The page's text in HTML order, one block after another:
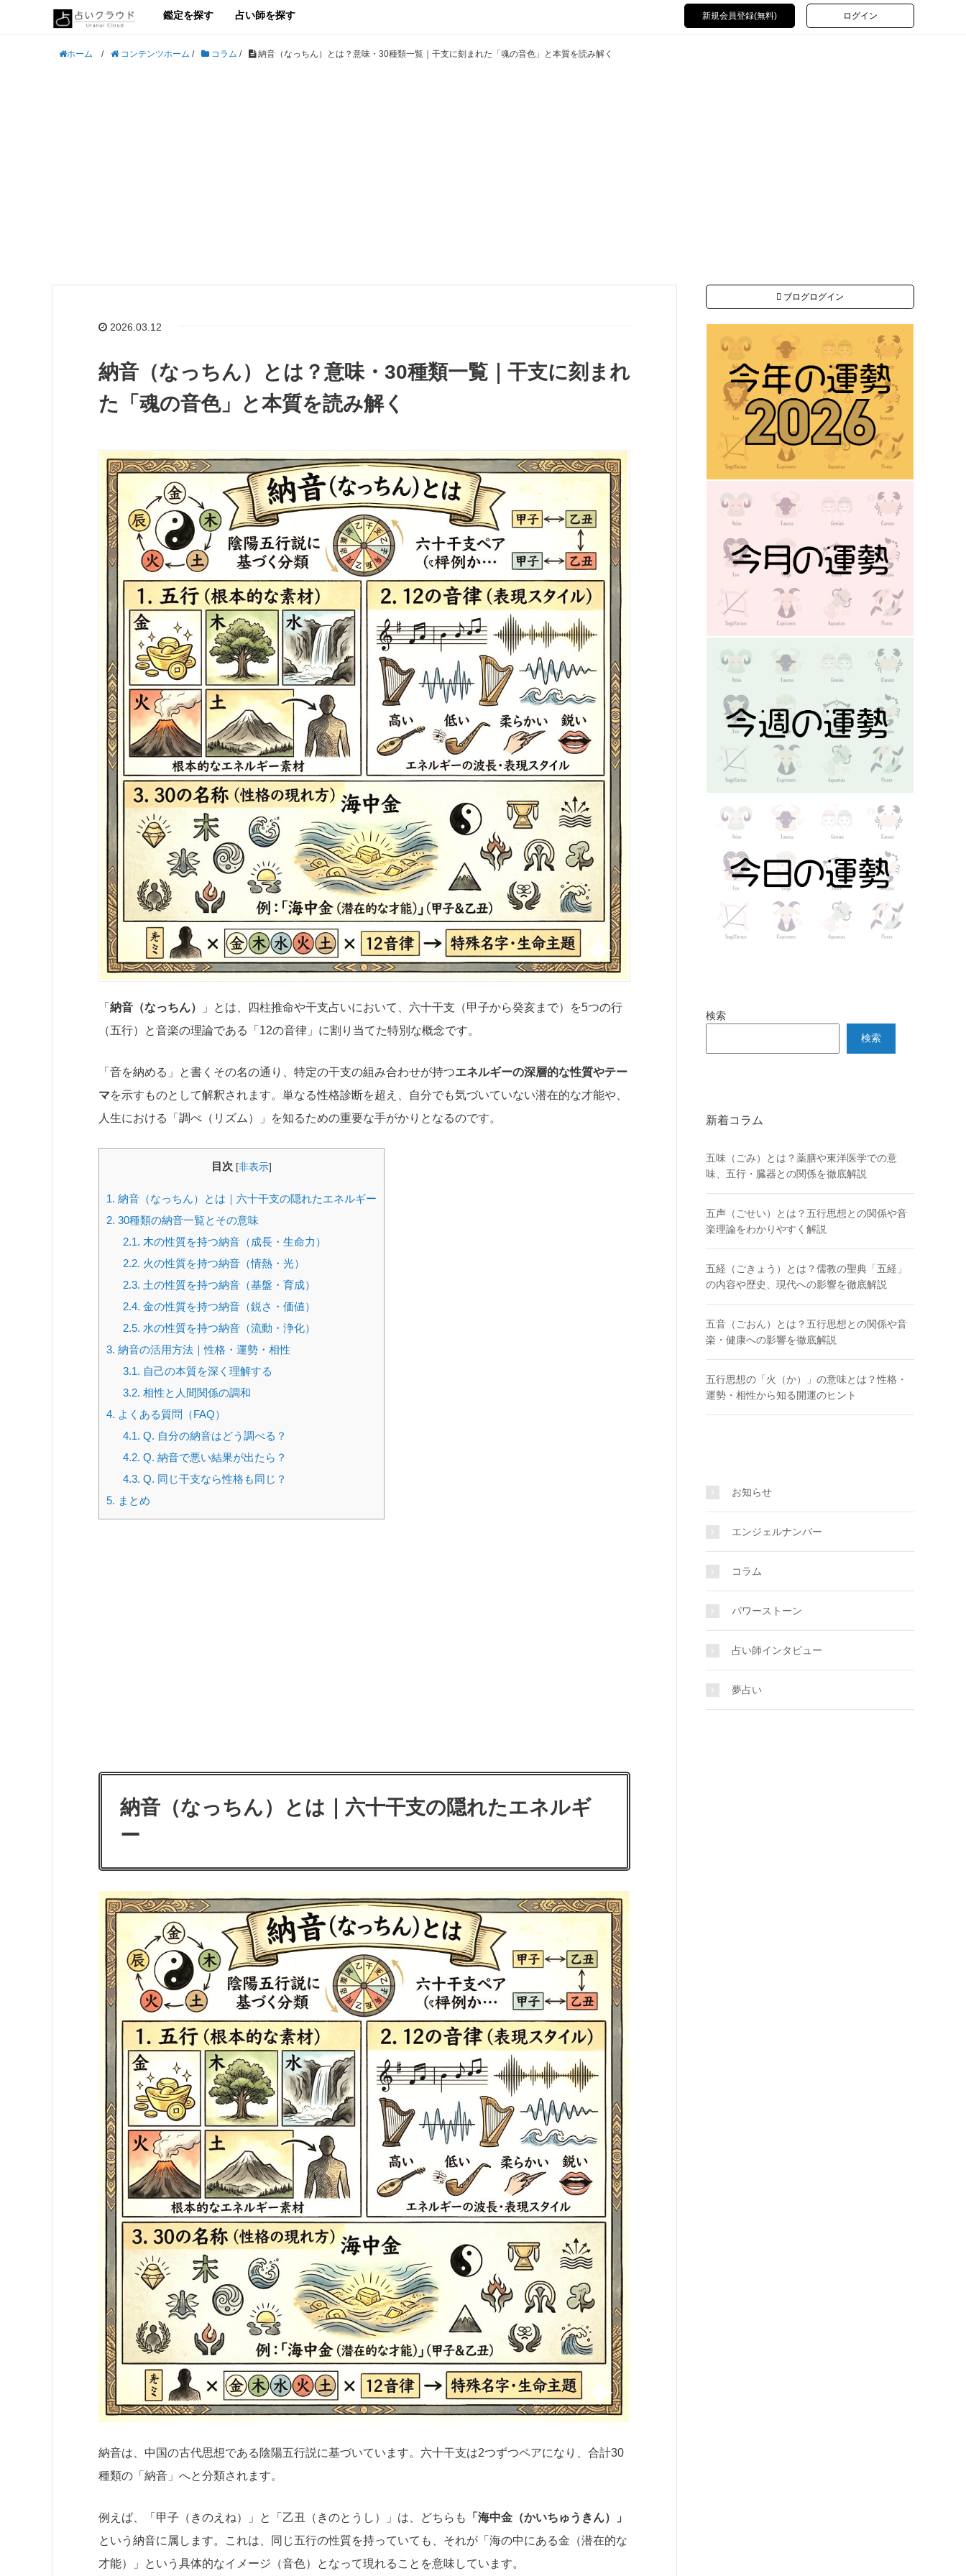
鑑定を探す 占い師を探す 新規会員登録(無料) ログイン
ホーム / コンテンツホーム / コラム / 納音（なっちん）とは？意味・30種類一覧｜干支に刻まれた「魂の音色」と本質を読み解く
2026.03.12
納音（なっちん）とは？意味・30種類一覧｜干支に刻まれ
た「魂の音色」と本質を読み解く
「 納音（なっちん）
」とは、四柱推命や干支占いにおいて、六十干支（甲子から癸亥まで）を5つの行
（五行）と音楽の理論である「12の音律」に割り当てた特別な概念です。
「音を納める」と書くその名の通り、特定の干支の組み合わせが持つエネルギーの深層的な性質やテー
マを示すものとして解釈されます。単なる性格診断を超え、自分でも気づいていない潜在的な才能や、
人生における「調べ（リズム）」を知るための重要な手がかりとなるのです。
目次 [非表示]
1. 納音（なっちん）とは｜六十干支の隠れたエネルギー
2. 30種類の納音一覧とその意味
2.1. 木の性質を持つ納音（成長・生命力）
2.2. 火の性質を持つ納音（情熱・光）
2.3. 土の性質を持つ納音（基盤・育成）
2.4. 金の性質を持つ納音（鋭さ・価値）
2.5. 水の性質を持つ納音（流動・浄化）
3. 納音の活用方法｜性格・運勢・相性
3.1. 自己の本質を深く理解する
3.2. 相性と人間関係の調和
4. よくある質問（FAQ）
4.1. Q. 自分の納音はどう調べる？
4.2. Q. 納音で悪い結果が出たら？
4.3. Q. 同じ干支なら性格も同じ？
5. まとめ
納音（なっちん）とは｜六十干支の隠れたエネルギ
ー
納音は、中国の古代思想である陰陽五行説に基づいています。六十干支は2つずつペアになり、合計30
種類の「納音」へと分類されます。
例えば、「甲子（きのえね）」と「乙丑（きのとうし）」は、どちらも
「海中金（かいちゅうきん）」
という納音に属します。これは、同じ五行の性質を持っていても、それが「海の中にある金（潜在的な
才能）」という具体的なイメージ（音色）となって現れることを意味しています。
ブログログイン
検索
検索
新着コラム
五味（ごみ）とは？薬膳や東洋医学での意
味、五行・臓器との関係を徹底解説
五声（ごせい）とは？五行思想との関係や音
楽理論をわかりやすく解説
五経（ごきょう）とは？儒教の聖典「五経」
の内容や歴史、現代への影響を徹底解説
五音（ごおん）とは？五行思想との関係や音
楽・健康への影響を徹底解説
五行思想の「火（か）」の意味とは？性格・
運勢・相性から知る開運のヒント
お知らせ
エンジェルナンバー
コラム
パワーストーン
占い師インタビュー
夢占い